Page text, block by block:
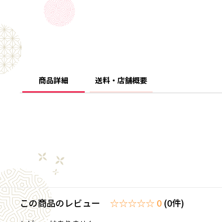
商品詳細 送料・店舗概要
この商品のレビュー ☆☆☆☆☆ 0 (0件)